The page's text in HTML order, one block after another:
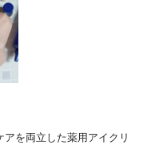
を両立した薬用アイクリ